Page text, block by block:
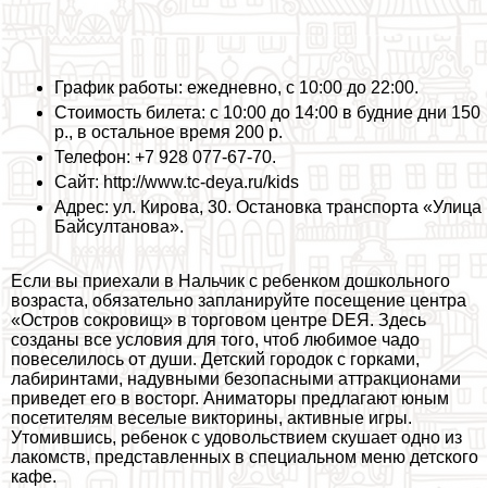
График работы: ежедневно, с 10:00 до 22:00.
Стоимость билета: с 10:00 до 14:00 в будние дни 150
р., в остальное время 200 р.
Телефон: +7 928 077-67-70.
Сайт: http://www.tc-deya.ru/kids
Адрес: ул. Кирова, 30. Остановка трaнcпорта «Улица
Байсултанова».
Если вы приехали в Нальчик с ребенком дошкольного
возраста, обязательно запланируйте посещение центра
«Остров сокровищ» в торговом центре DEЯ. Здесь
созданы все условия для того, чтоб любимое чадо
повеселилось от души. Детский городок с горками,
лабиринтами, надувными безопасными аттpaкционами
приведет его в восторг. Аниматоры предлагают юным
посетителям веселые викторины, активные игры.
Утомившись, ребенок с удовольствием скушает одно из
лакомств, представленных в специальном меню детского
кафе.